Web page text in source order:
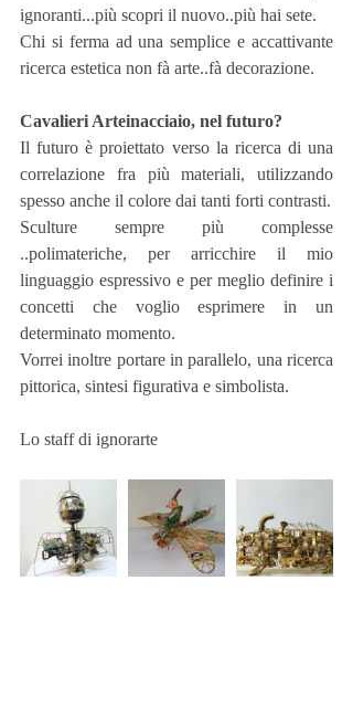
ignoranti...più scopri il nuovo..più hai sete.
Chi si ferma ad una semplice e accattivante
ricerca estetica non fà arte..fà decorazione.
Cavalieri Arteinacciaio, nel futuro?
Il futuro è proiettato verso la ricerca di una
correlazione fra più materiali, utilizzando
spesso anche il colore dai tanti forti contrasti.
Sculture sempre più complesse
..polimateriche, per arricchire il mio
linguaggio espressivo e per meglio definire i
concetti che voglio esprimere in un
determinato momento.
Vorrei inoltre portare in parallelo, una ricerca
pittorica, sintesi figurativa e simbolista.
Lo staff di ignorarte